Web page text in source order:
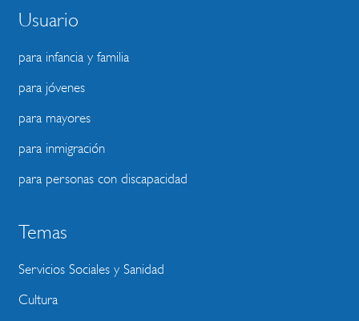
Usuario
para infancia y familia
para jóvenes
para mayores
para inmigración
para personas con discapacidad
Temas
Servicios Sociales y Sanidad
Cultura